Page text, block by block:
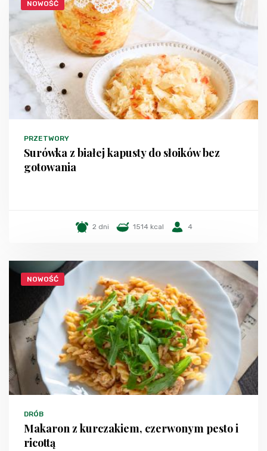
NOWOŚĆ
PRZETWORY
Surówka z białej kapusty do słoików bez
gotowania
2 dni 1514 kcal 4
NOWOŚĆ
DRÓB
Makaron z kurczakiem, czerwonym pesto i
ricottą